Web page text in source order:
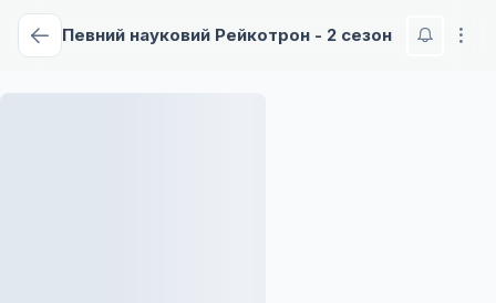
Певний науковий Рейкотрон - 2 сезон